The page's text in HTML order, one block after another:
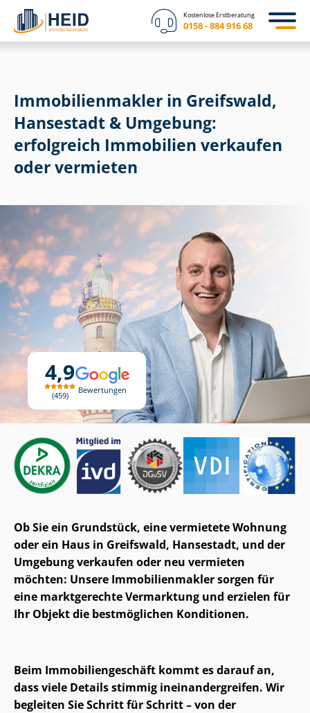
Kostenlose Erstberatung
0158 - 884 916 68
4,9
459
Bewertungen
Im­mo­bi­li­en­mak­ler in Greifswald,
Hansestadt & Umgebung:
erfolgreich Immobilien verkaufen
oder vermieten
Ob Sie ein Grundstück, eine vermietete Wohnung
oder ein Haus in Greifswald, Hansestadt, und der
Umgebung verkaufen oder neu vermieten
möchten: Unsere Im­mo­bi­li­en­mak­ler sorgen für
eine marktgerechte Vermarktung und erzielen für
Ihr Objekt die bestmöglichen Konditionen.
Beim Im­mo­bi­li­en­ge­schäft kommt es darauf an,
dass viele Details stimmig in­ein­an­der­grei­fen. Wir
begleiten Sie Schritt für Schritt – von der